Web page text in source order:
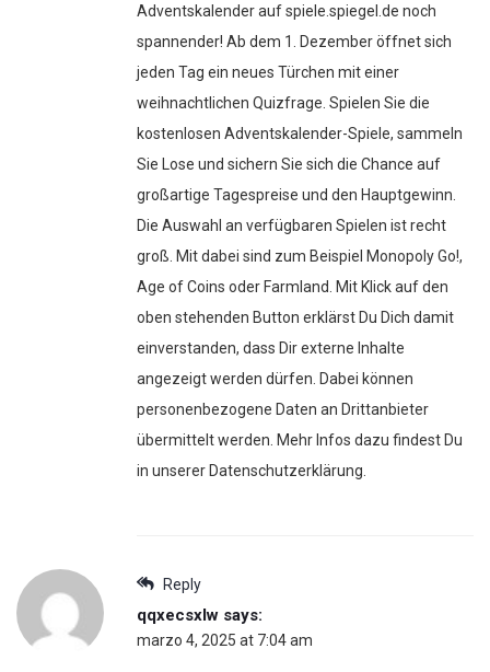
Adventskalender auf spiele.spiegel.de noch
spannender! Ab dem 1. Dezember öffnet sich
jeden Tag ein neues Türchen mit einer
weihnachtlichen Quizfrage. Spielen Sie die
kostenlosen Adventskalender-Spiele, sammeln
Sie Lose und sichern Sie sich die Chance auf
großartige Tagespreise und den Hauptgewinn.
Die Auswahl an verfügbaren Spielen ist recht
groß. Mit dabei sind zum Beispiel Monopoly Go!,
Age of Coins oder Farmland. Mit Klick auf den
oben stehenden Button erklärst Du Dich damit
einverstanden, dass Dir externe Inhalte
angezeigt werden dürfen. Dabei können
personenbezogene Daten an Drittanbieter
übermittelt werden. Mehr Infos dazu findest Du
in unserer Datenschutzerklärung.
Reply
qqxecsxlw says:
marzo 4, 2025 at 7:04 am